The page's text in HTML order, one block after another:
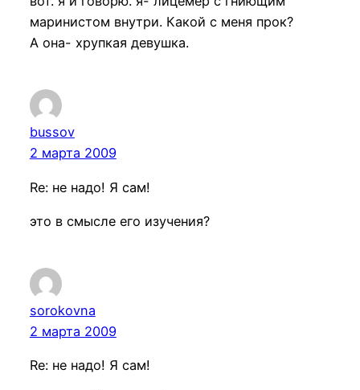
маринистом внутри. Какой с меня прок?
А она- хрупкая девушка.
bussov
2 марта 2009
Re: не надо! Я сам!
это в смысле его изучения?
sorokovna
2 марта 2009
Re: не надо! Я сам!